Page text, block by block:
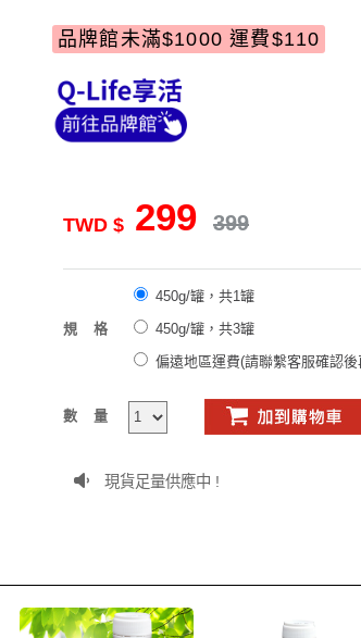
品牌館未滿$1000 運費$110
TWD $ 299 399
規格
450g/罐，共1罐
450g/罐，共3罐
偏遠地區運費(請聯繫客服確認後
數量
現貨足量供應中 !